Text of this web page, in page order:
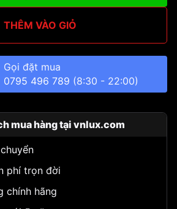
THÊM VÀO GIỎ
Gọi đặt mua
0795 496 789 (8:30 - 22:00)
mua hàng tại vnlux.com
phí trọn đời
chính hãng